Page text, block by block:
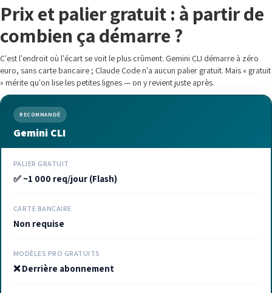
Prix et palier gratuit : à partir de
combien ça démarre ?
C'est l'endroit où l'écart se voit le plus crûment. Gemini CLI démarre à zéro
euro, sans carte bancaire ; Claude Code n'a aucun palier gratuit. Mais « gratuit
» mérite qu'on lise les petites lignes — on y revient juste après.
RECOMMANDÉ
Gemini CLI
PALIER GRATUIT
✅ ~1 000 req/jour (Flash)
CARTE BANCAIRE
Non requise
MODÈLES PRO GRATUITS
❌ Derrière abonnement